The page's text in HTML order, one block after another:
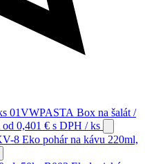
Box na šalát /
od 0,401 € s DPH / ks
Eko pohár na kávu 220ml,